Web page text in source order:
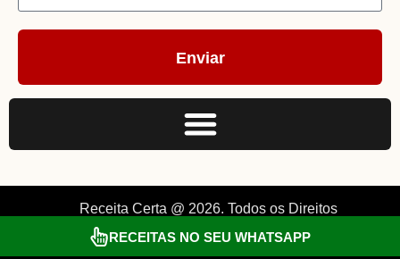
Enviar
Receita Certa @ 2026. Todos os Direitos
Reservados. By Müller.
RECEITAS NO SEU WHATSAPP